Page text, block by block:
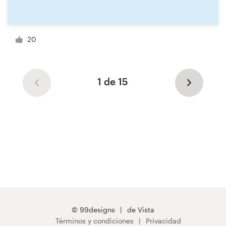
20
1 de 15
© 99designs
de Vista
Términos y condiciones
Privacidad